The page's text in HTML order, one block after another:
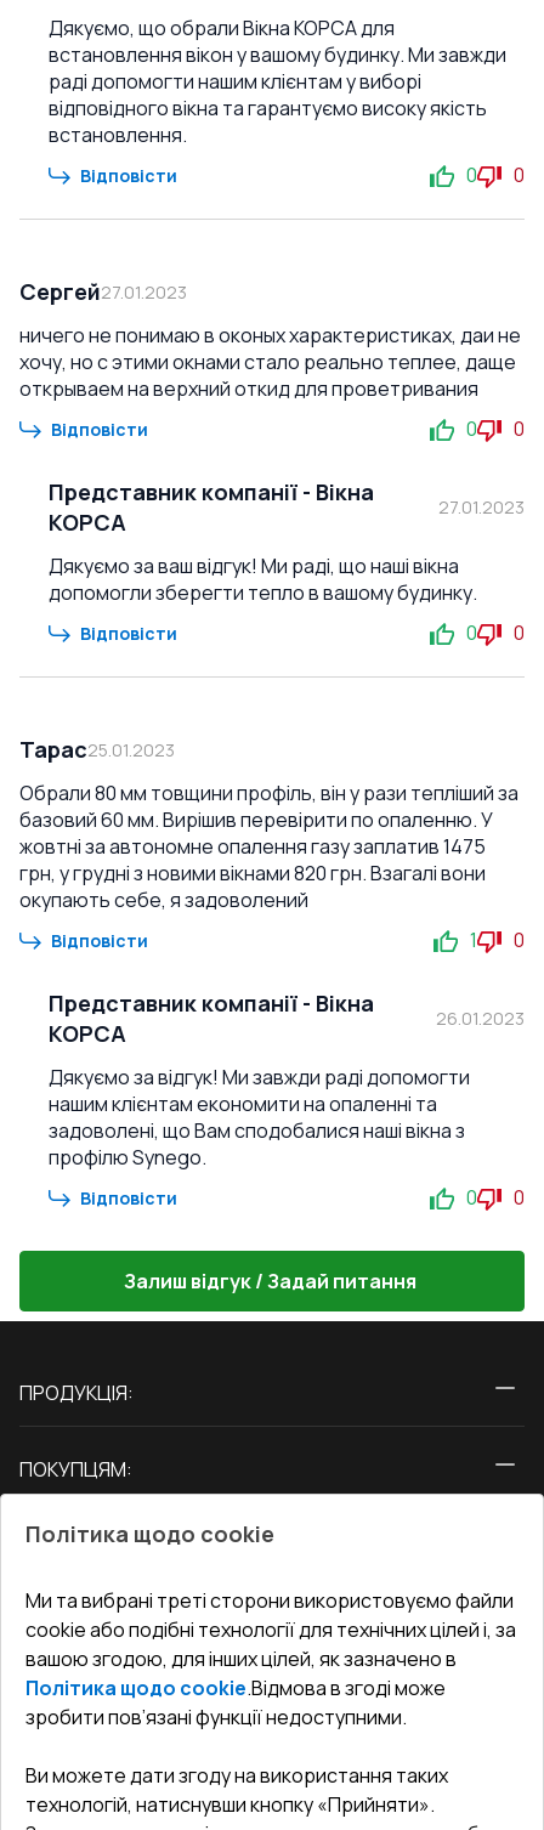
Дякуємо, що обрали Вікна КОРСА для
встановлення вікон у вашому будинку. Ми завжди
раді допомогти нашим клієнтам у виборі
відповідного вікна та гарантуємо високу якість
встановлення.
Відповісти 0 0
Сергей27.01.2023
ничего не понимаю в оконых характеристиках, даи не
хочу, но с этими окнами стало реально теплее, даще
открываем на верхний откид для проветривания
Відповісти 0 0
Представник компанії - Вікна
КОРСА
27.01.2023
Дякуємо за ваш відгук! Ми раді, що наші вікна
допомогли зберегти тепло в вашому будинку.
Відповісти 0 0
Тарас25.01.2023
Обрали 80 мм товщини профіль, він у рази тепліший за
базовий 60 мм. Вирішив перевірити по опаленню. У
жовтні за автономне опалення газу заплатив 1475
грн, у грудні з новими вікнами 820 грн. Взагалі вони
окупають себе, я задоволений
Відповісти 1 0
Представник компанії - Вікна
КОРСА
26.01.2023
Дякуємо за відгук! Ми завжди раді допомогти
нашим клієнтам економити на опаленні та
задоволені, що Вам сподобалися наші вікна з
профілю Synego.
Відповісти 0 0
Залиш відгук / Задай питання
ПРОДУКЦІЯ:
Двері
ПОКУПЦЯМ:
Блог
Адреса гіпермаркета
Як правильно заміряти вікна
СЕРВІС ТА ОБЛУГОВУВАННЯ:
Доставка і Оплата
Гарантія та Сервіс
Повернення товару
Договір публічної оферти
КОНТАКТИ
Офіс:Україна, м. Вінниця, вул. Келецька 60 кв. 61
undefined(undefined)
Політика щодо cookie
Ми та вибрані треті сторони використовуємо файли
cookie або подібні технології для технічних цілей і, за
вашою згодою, для інших цілей, як зазначено в
Політика щодо cookie.Відмова в згоді може
зробити пов’язані функції недоступними.
Ви можете дати згоду на використання таких
технологій, натиснувши кнопку «Прийняти».